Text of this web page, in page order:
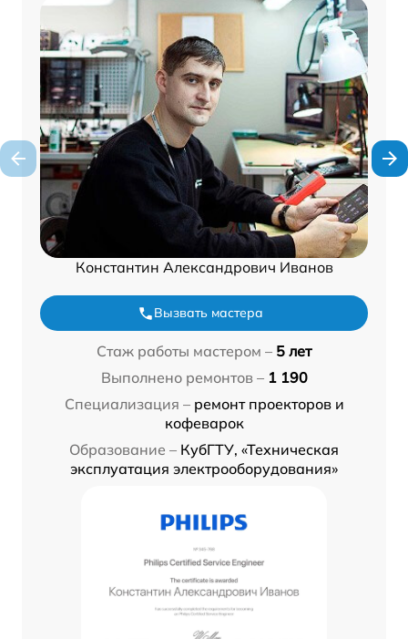
Константин Александрович Иванов
Вызвать мастера
Стаж работы мастером – 5 лет
Выполнено ремонтов – 1 190
Специализация – ремонт проекторов и
кофеварок
Образование – КубГТУ, «Техническая
эксплуатация электрооборудования»